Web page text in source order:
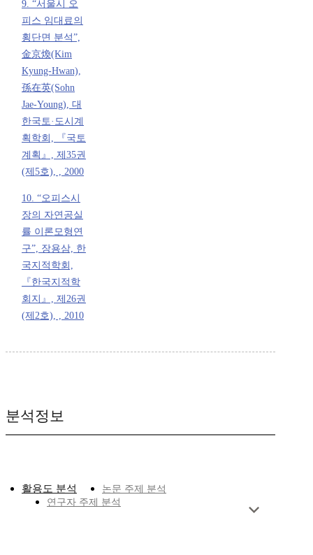
9. “서울시 오
피스 임대료의
횡단면 분석”,
金京煥(Kim
Kyung-Hwan),
孫在英(Sohn
Jae-Young), 대
한국토·도시계
획학회, 『국토
계획』, 제35권
(제5호), , 2000
10. “오피스시
장의 자연공실
률 이론모형연
구”, 장용삼, 한
국지적학회,
『한국지적학
회지』, 제26권
(제2호), , 2010
분석정보
활용도 분석
논문 주제 분석
연구자 주제 분석